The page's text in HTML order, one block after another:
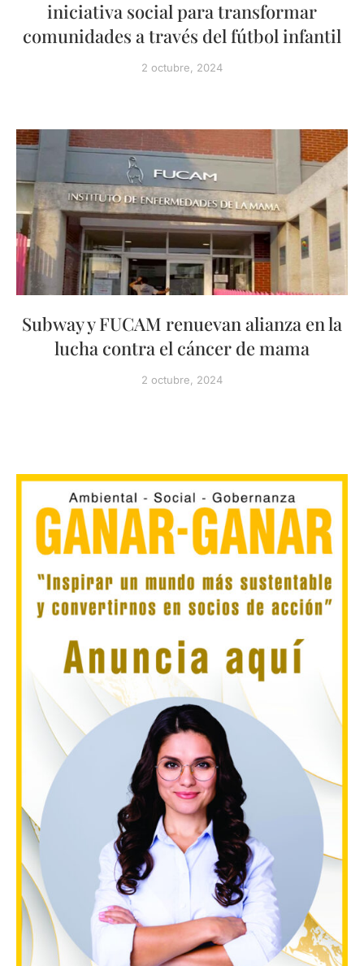
iniciativa social para transformar
comunidades a través del fútbol infantil
2 octubre, 2024
Subway y FUCAM renuevan alianza en la
lucha contra el cáncer de mama
2 octubre, 2024